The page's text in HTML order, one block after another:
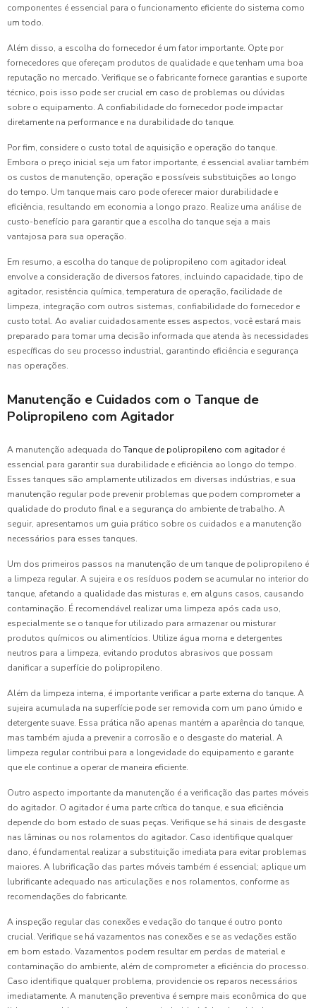
componentes é essencial para o funcionamento eficiente do sistema como
um todo.
Além disso, a escolha do fornecedor é um fator importante. Opte por
fornecedores que ofereçam produtos de qualidade e que tenham uma boa
reputação no mercado. Verifique se o fabricante fornece garantias e suporte
técnico, pois isso pode ser crucial em caso de problemas ou dúvidas
sobre o equipamento. A confiabilidade do fornecedor pode impactar
diretamente na performance e na durabilidade do tanque.
Por fim, considere o custo total de aquisição e operação do tanque.
Embora o preço inicial seja um fator importante, é essencial avaliar também
os custos de manutenção, operação e possíveis substituições ao longo
do tempo. Um tanque mais caro pode oferecer maior durabilidade e
eficiência, resultando em economia a longo prazo. Realize uma análise de
custo-benefício para garantir que a escolha do tanque seja a mais
vantajosa para sua operação.
Em resumo, a escolha do tanque de polipropileno com agitador ideal
envolve a consideração de diversos fatores, incluindo capacidade, tipo de
agitador, resistência química, temperatura de operação, facilidade de
limpeza, integração com outros sistemas, confiabilidade do fornecedor e
custo total. Ao avaliar cuidadosamente esses aspectos, você estará mais
preparado para tomar uma decisão informada que atenda às necessidades
específicas do seu processo industrial, garantindo eficiência e segurança
nas operações.
Manutenção e Cuidados com o Tanque de
Polipropileno com Agitador
A manutenção adequada do Tanque de polipropileno com agitadoré
essencial para garantir sua durabilidade e eficiência ao longo do tempo.
Esses tanques são amplamente utilizados em diversas indústrias, e sua
manutenção regular pode prevenir problemas que podem comprometer a
qualidade do produto final e a segurança do ambiente de trabalho. A
seguir, apresentamos um guia prático sobre os cuidados e a manutenção
necessários para esses tanques.
Um dos primeiros passos na manutenção de um tanque de polipropileno é
a limpeza regular. A sujeira e os resíduos podem se acumular no interior do
tanque, afetando a qualidade das misturas e, em alguns casos, causando
contaminação. É recomendável realizar uma limpeza após cada uso,
especialmente se o tanque for utilizado para armazenar ou misturar
produtos químicos ou alimentícios. Utilize água morna e detergentes
neutros para a limpeza, evitando produtos abrasivos que possam
danificar a superfície do polipropileno.
Além da limpeza interna, é importante verificar a parte externa do tanque. A
sujeira acumulada na superfície pode ser removida com um pano úmido e
detergente suave. Essa prática não apenas mantém a aparência do tanque,
mas também ajuda a prevenir a corrosão e o desgaste do material. A
limpeza regular contribui para a longevidade do equipamento e garante
que ele continue a operar de maneira eficiente.
Outro aspecto importante da manutenção é a verificação das partes móveis
do agitador. O agitador é uma parte crítica do tanque, e sua eficiência
depende do bom estado de suas peças. Verifique se há sinais de desgaste
nas lâminas ou nos rolamentos do agitador. Caso identifique qualquer
dano, é fundamental realizar a substituição imediata para evitar problemas
maiores. A lubrificação das partes móveis também é essencial; aplique um
lubrificante adequado nas articulações e nos rolamentos, conforme as
recomendações do fabricante.
A inspeção regular das conexões e vedação do tanque é outro ponto
crucial. Verifique se há vazamentos nas conexões e se as vedações estão
em bom estado. Vazamentos podem resultar em perdas de material e
contaminação do ambiente, além de comprometer a eficiência do processo.
Caso identifique qualquer problema, providencie os reparos necessários
imediatamente. A manutenção preventiva é sempre mais econômica do que